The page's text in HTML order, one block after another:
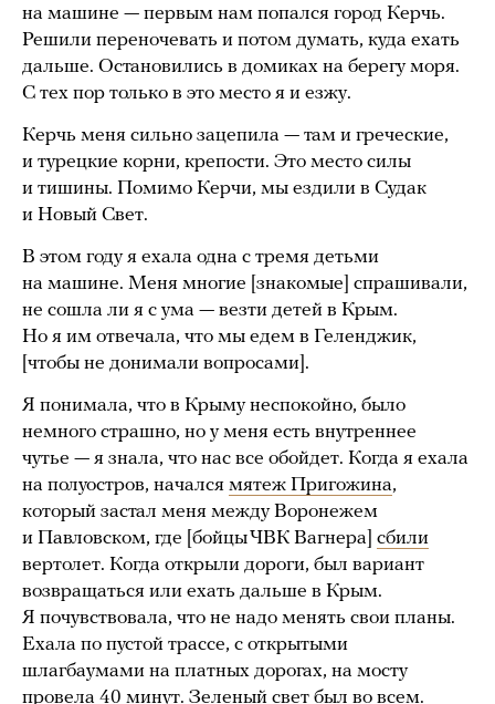
на машине — первым нам попался город Керчь.
Решили переночевать и потом думать, куда ехать
дальше. Остановились в домиках на берегу моря.
С тех пор только в это место я и езжу.
Керчь меня сильно зацепила — там и греческие,
и турецкие корни, крепости. Это место силы
и тишины. Помимо Керчи, мы ездили в Судак
и Новый Свет.
В этом году я ехала одна с тремя детьми
на машине. Меня многие [знакомые] спрашивали,
не сошла ли я с ума — везти детей в Крым.
Но я им отвечала, что мы едем в Геленджик,
[чтобы не донимали вопросами].
Я понимала, что в Крыму неспокойно, было
немного страшно, но у меня есть внутреннее
чутье — я знала, что нас все обойдет. Когда я ехала
на полуостров, начался мятеж Пригожина,
который застал меня между Воронежем
и Павловском, где [бойцы ЧВК Вагнера] сбили
вертолет. Когда открыли дороги, был вариант
возвращаться или ехать дальше в Крым.
Я почувствовала, что не надо менять свои планы.
Ехала по пустой трассе, с открытыми
шлагбаумами на платных дорогах, на мосту
провела 40 минут. Зеленый свет был во всем.